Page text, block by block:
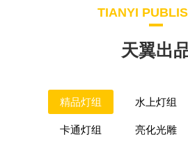
TIANYI
天翼出
精品灯组 水上灯组
卡通灯组 亮化光雕